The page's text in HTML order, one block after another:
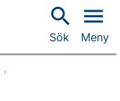
search
Sök
menu
Meny